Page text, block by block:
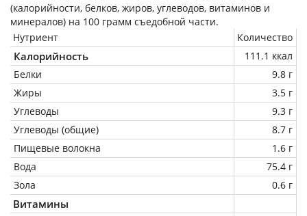
(калорийности, белков, жиров, углеводов, витаминов и
минералов) на 100 грамм съедобной части.
Нутриент
Количество
Калорийность
111.1 ккал
Белки
9.8 г
Жиры
3.5 г
Углеводы
9.3 г
Углеводы (общие)
8.7 г
Пищевые волокна
1.6 г
Вода
75.4 г
Зола
0.6 г
Витамины